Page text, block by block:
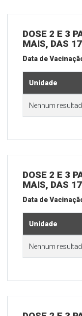
DOSE 2 E 3
MAIS, DAS
Data de
Unidade
Nenhum
DOSE 2 E 3
MAIS, DAS
Data de
Unidade
Nenhum